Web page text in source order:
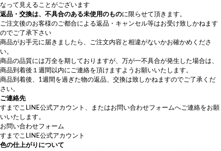
なって見えることがございます
返品・交換は、不具合のある未使用のものに限らせて頂きます。
ご注文後のお客様のご都合による返品・キャンセル等はお受け致しかねます
のでご了承下さい
商品がお手元に届きましたら、ご注文内容と相違がないかお確かめくださ
い。
商品の品質には万全を期しておりますが、万が一不具合が発生した場合は、
商品到着後１週間以内にご連絡を頂けますようお願いいたします。
商品到着後、1週間を過ぎた物の返品、交換は致しかねますのでご了承くだ
さい。
ご連絡先
すまでこLINE公式アカウント 、またはお問い合わせフォームへご連絡をお願
いいたします。
お問い合わせフォーム
すまでこLINE公式アカウント
色の仕上がりについて